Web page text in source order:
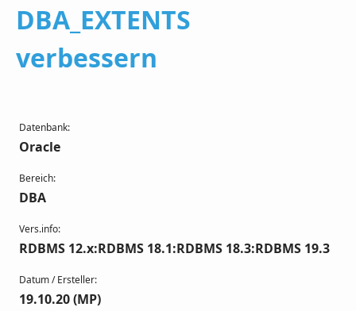
DBA_EXTENTS
verbessern
Datenbank:
Oracle
Bereich:
DBA
Vers.info:
RDBMS 12.x:RDBMS 18.1:RDBMS 18.3:RDBMS 19.3
Datum / Ersteller:
19.10.20 (MP)